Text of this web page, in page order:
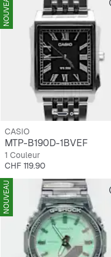
NOUVEAU
CASIO
MTP-B190D-1BVEF
1 Couleur
Prix
CHF 119.90
NOUVEAU